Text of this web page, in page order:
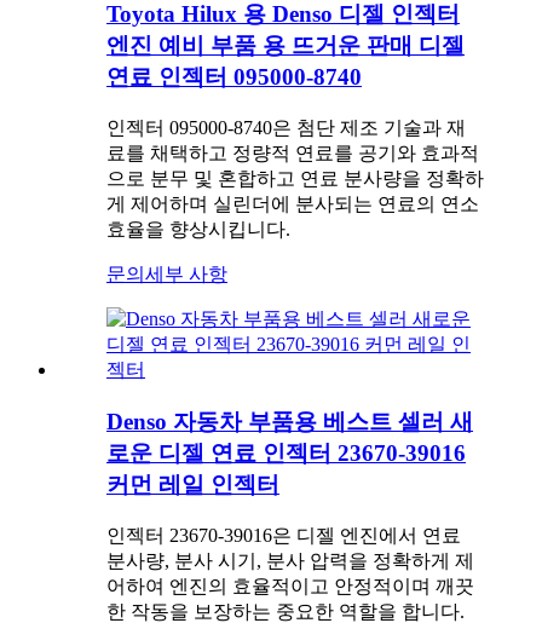
Toyota Hilux 용 Denso 디젤 인젝터
엔진 예비 부품 용 뜨거운 판매 디젤
연료 인젝터 095000-8740
인젝터 095000-8740은 첨단 제조 기술과 재
료를 채택하고 정량적 연료를 공기와 효과적
으로 분무 및 혼합하고 연료 분사량을 정확하
게 제어하며 실린더에 분사되는 연료의 연소
효율을 향상시킵니다.
문의 세부 사항
Denso 자동차 부품용 베스트 셀러 새
로운 디젤 연료 인젝터 23670-39016
커먼 레일 인젝터
인젝터 23670-39016은 디젤 엔진에서 연료
분사량, 분사 시기, 분사 압력을 정확하게 제
어하여 엔진의 효율적이고 안정적이며 깨끗
한 작동을 보장하는 중요한 역할을 합니다.